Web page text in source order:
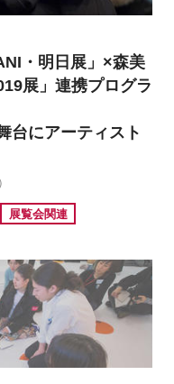
・明日展」×森美
展」連携プログラ
台にアーティスト
展覧会関連